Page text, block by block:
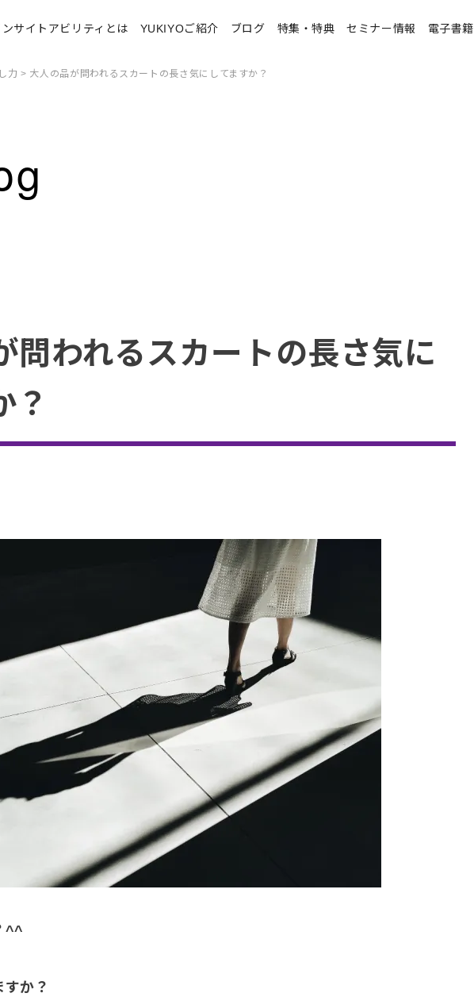
ンサイトアビリティとは YUKIYOご紹介 ブログ 特集・特典 セミナー情報 電子書籍
力 > 大人の品が問われるスカートの長さ気にしてますか？
問われるスカートの長さ気に
？
^^
か？